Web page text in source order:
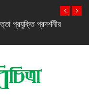
সিরিজ স্মার্টফোন